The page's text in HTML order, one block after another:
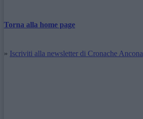
Torna alla home page
» Iscriviti alla newsletter di Cronache Ancona